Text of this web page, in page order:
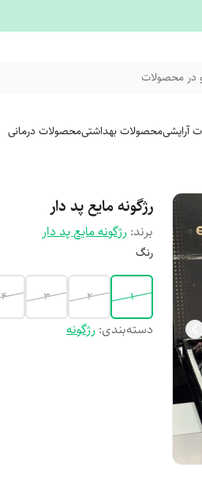
در محصولات
آرایشیمحصولات بهداشتیمحصولات درمانی
رژگونه مایع پد دار
برند: رژگونه مایع پد دار
رنگ
۱ ۲ ۳ ۴
دسته‌بندی: رژگونه